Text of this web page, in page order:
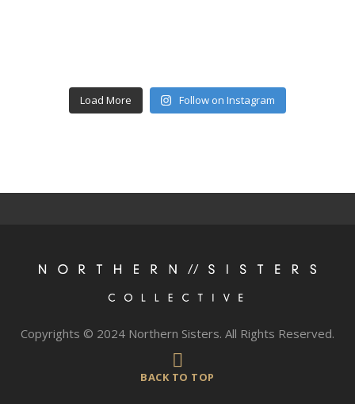
Load More Follow on Instagram
Copyrights © 2024 Northern Sisters. All Rights Reserved.
BACK TO TOP